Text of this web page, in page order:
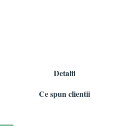
Detalii
Ce spun clientii